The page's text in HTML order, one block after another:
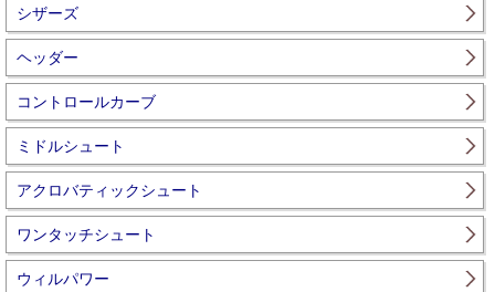
シザーズ
ヘッダー
コントロールカーブ
ミドルシュート
アクロバティックシュート
ワンタッチシュート
ウィルパワー